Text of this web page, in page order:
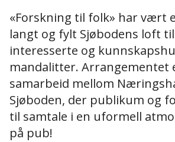
«Forskning til folk» har vært
langt og fylt Sjøbodens loft
interesserte og
mandalitter. Arrangementet
samarbeid mellom
Sjøboden, der publikum og
til samtale i en uformell
på pub!